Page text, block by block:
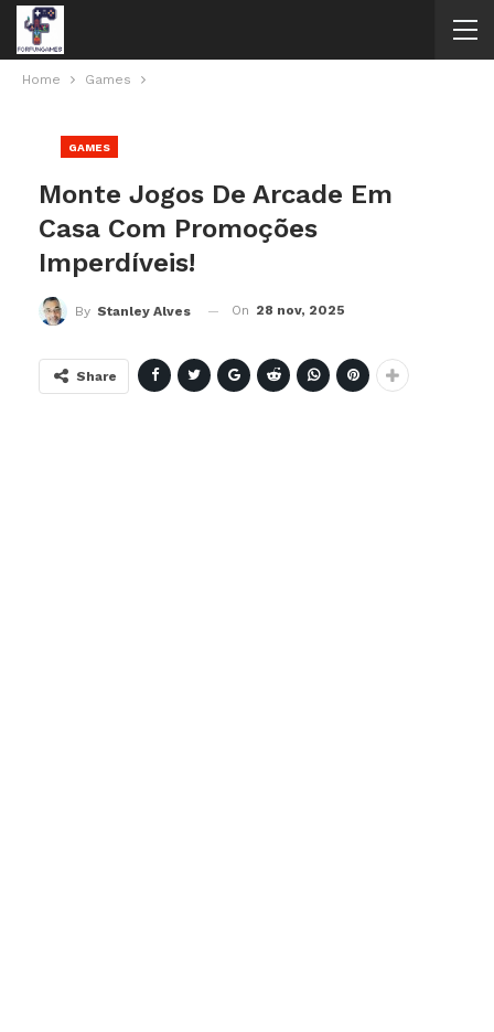
Home Games
GAMES
Monte Jogos De Arcade Em
Casa Com Promoções
Imperdíveis!
By Stanley Alves On 28 nov, 2025
Share